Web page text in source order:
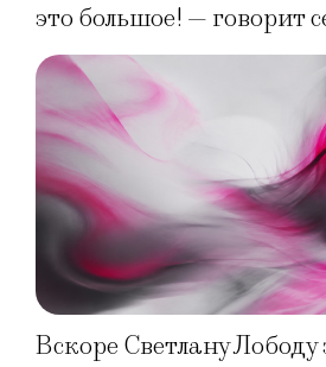
это большое! — говорит
Вскоре Светлану